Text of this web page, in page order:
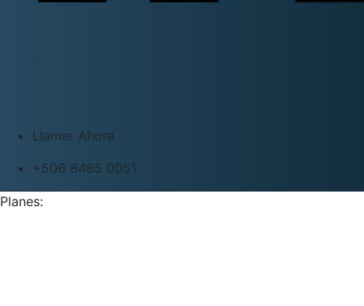
Llamar Ahora
+506 8485 0051
Planes: